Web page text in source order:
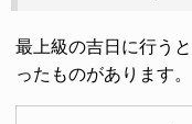
最上級の吉日に行う
ったものがあります。